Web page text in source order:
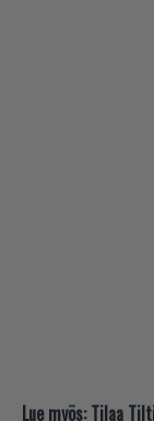
Lue myös: Tilaa